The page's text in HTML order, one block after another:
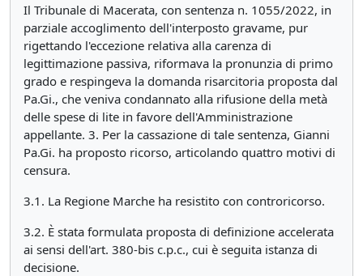
Il Tribunale di Macerata, con sentenza n. 1055/2022, in
parziale accoglimento dell'interposto gravame, pur
rigettando l'eccezione relativa alla carenza di
legittimazione passiva, riformava la pronunzia di primo
grado e respingeva la domanda risarcitoria proposta dal
Pa.Gi., che veniva condannato alla rifusione della metà
delle spese di lite in favore dell'Amministrazione
appellante. 3. Per la cassazione di tale sentenza, Gianni
Pa.Gi. ha proposto ricorso, articolando quattro motivi di
censura.
3.1. La Regione Marche ha resistito con controricorso.
3.2. È stata formulata proposta di definizione accelerata
ai sensi dell'art. 380-bis c.p.c., cui è seguita istanza di
decisione.